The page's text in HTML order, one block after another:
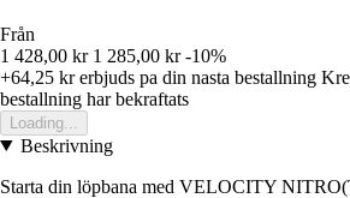
Från
1 428,00 kr 1 285,00 kr -10%
+64,25 krerbjuds pa din nasta bestallning
bestallning har bekraftats
Loading...
Beskrivning
Starta din löpbana med VELOCITY